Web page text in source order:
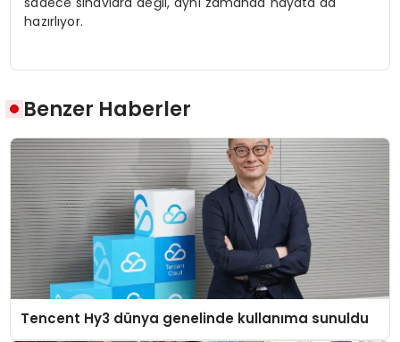
hazırlıyor.
Benzer Haberler
Tencent Hy3 dünya genelinde kullanıma sunuldu